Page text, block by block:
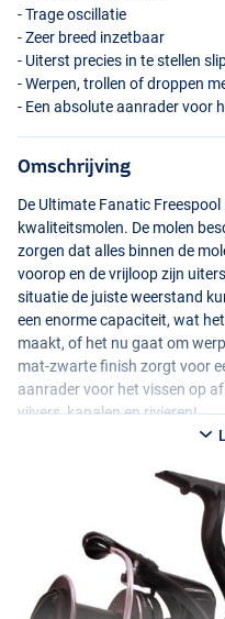
- Trage oscillatie
- Zeer breed inzetbaar
- Uiterst precies in te stellen
- Werpen, trollen of droppen
- Een absolute aanrader voor
Omschrijving
De Ultimate Fanatic
kwaliteitsmolen. De molen
zorgen dat alles binnen de
voorop en de vrijloop zijn
situatie de juiste weerstand
een enorme capaciteit, wat
maakt, of het nu gaat om
mat-zwarte finish zorgt voor
aanrader voor het vissen op
vijvers, kanalen en rivieren!